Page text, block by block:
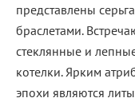
представлены
браслетами.
стеклянные и
котелки. Ярким
эпохи являются